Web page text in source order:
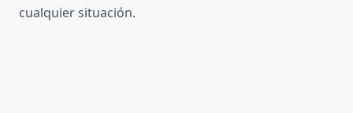
cualquier situación.